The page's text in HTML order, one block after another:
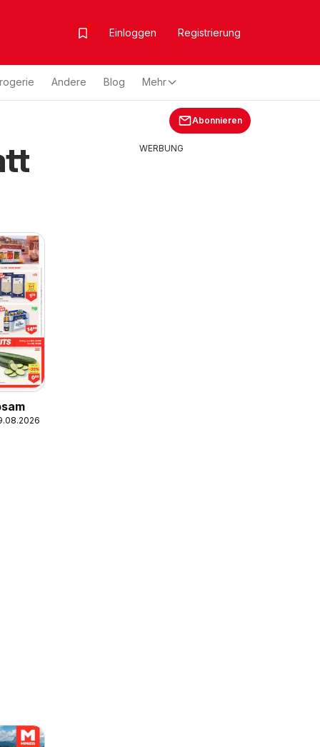
Einloggen Registrierung
Andere Blog Mehr
Abonnieren
WERBUNG